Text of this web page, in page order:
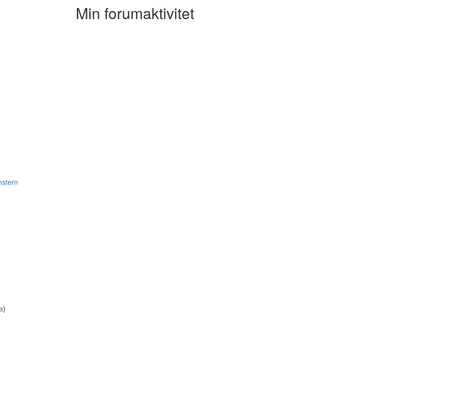
Min forumaktivitet
)